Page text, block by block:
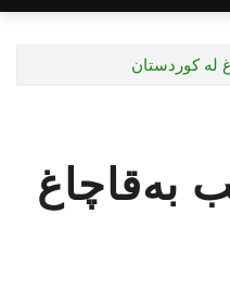
لە كوردستان
بەقاچاغ